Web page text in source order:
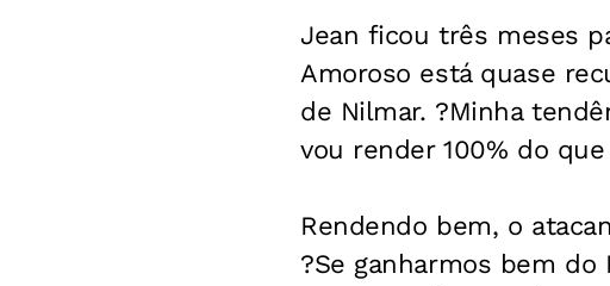
Jean ficou três meses
Amoroso está quase
de Nilmar. ?Minha
vou render 100% do
Rendendo bem, o
?Se ganharmos bem